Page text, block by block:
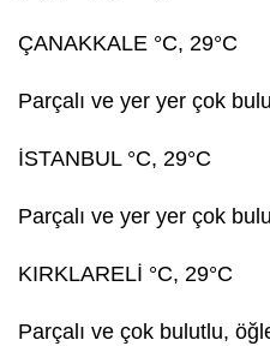
ÇANAKKALE °C, 29°C
Parçalı ve yer yer çok
İSTANBUL °C, 29°C
Parçalı ve yer yer çok
KIRKLARELİ °C, 29°C
Parçalı ve çok bulutlu,